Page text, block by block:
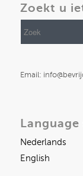
Zoekt u
Email:
Nederlands
English